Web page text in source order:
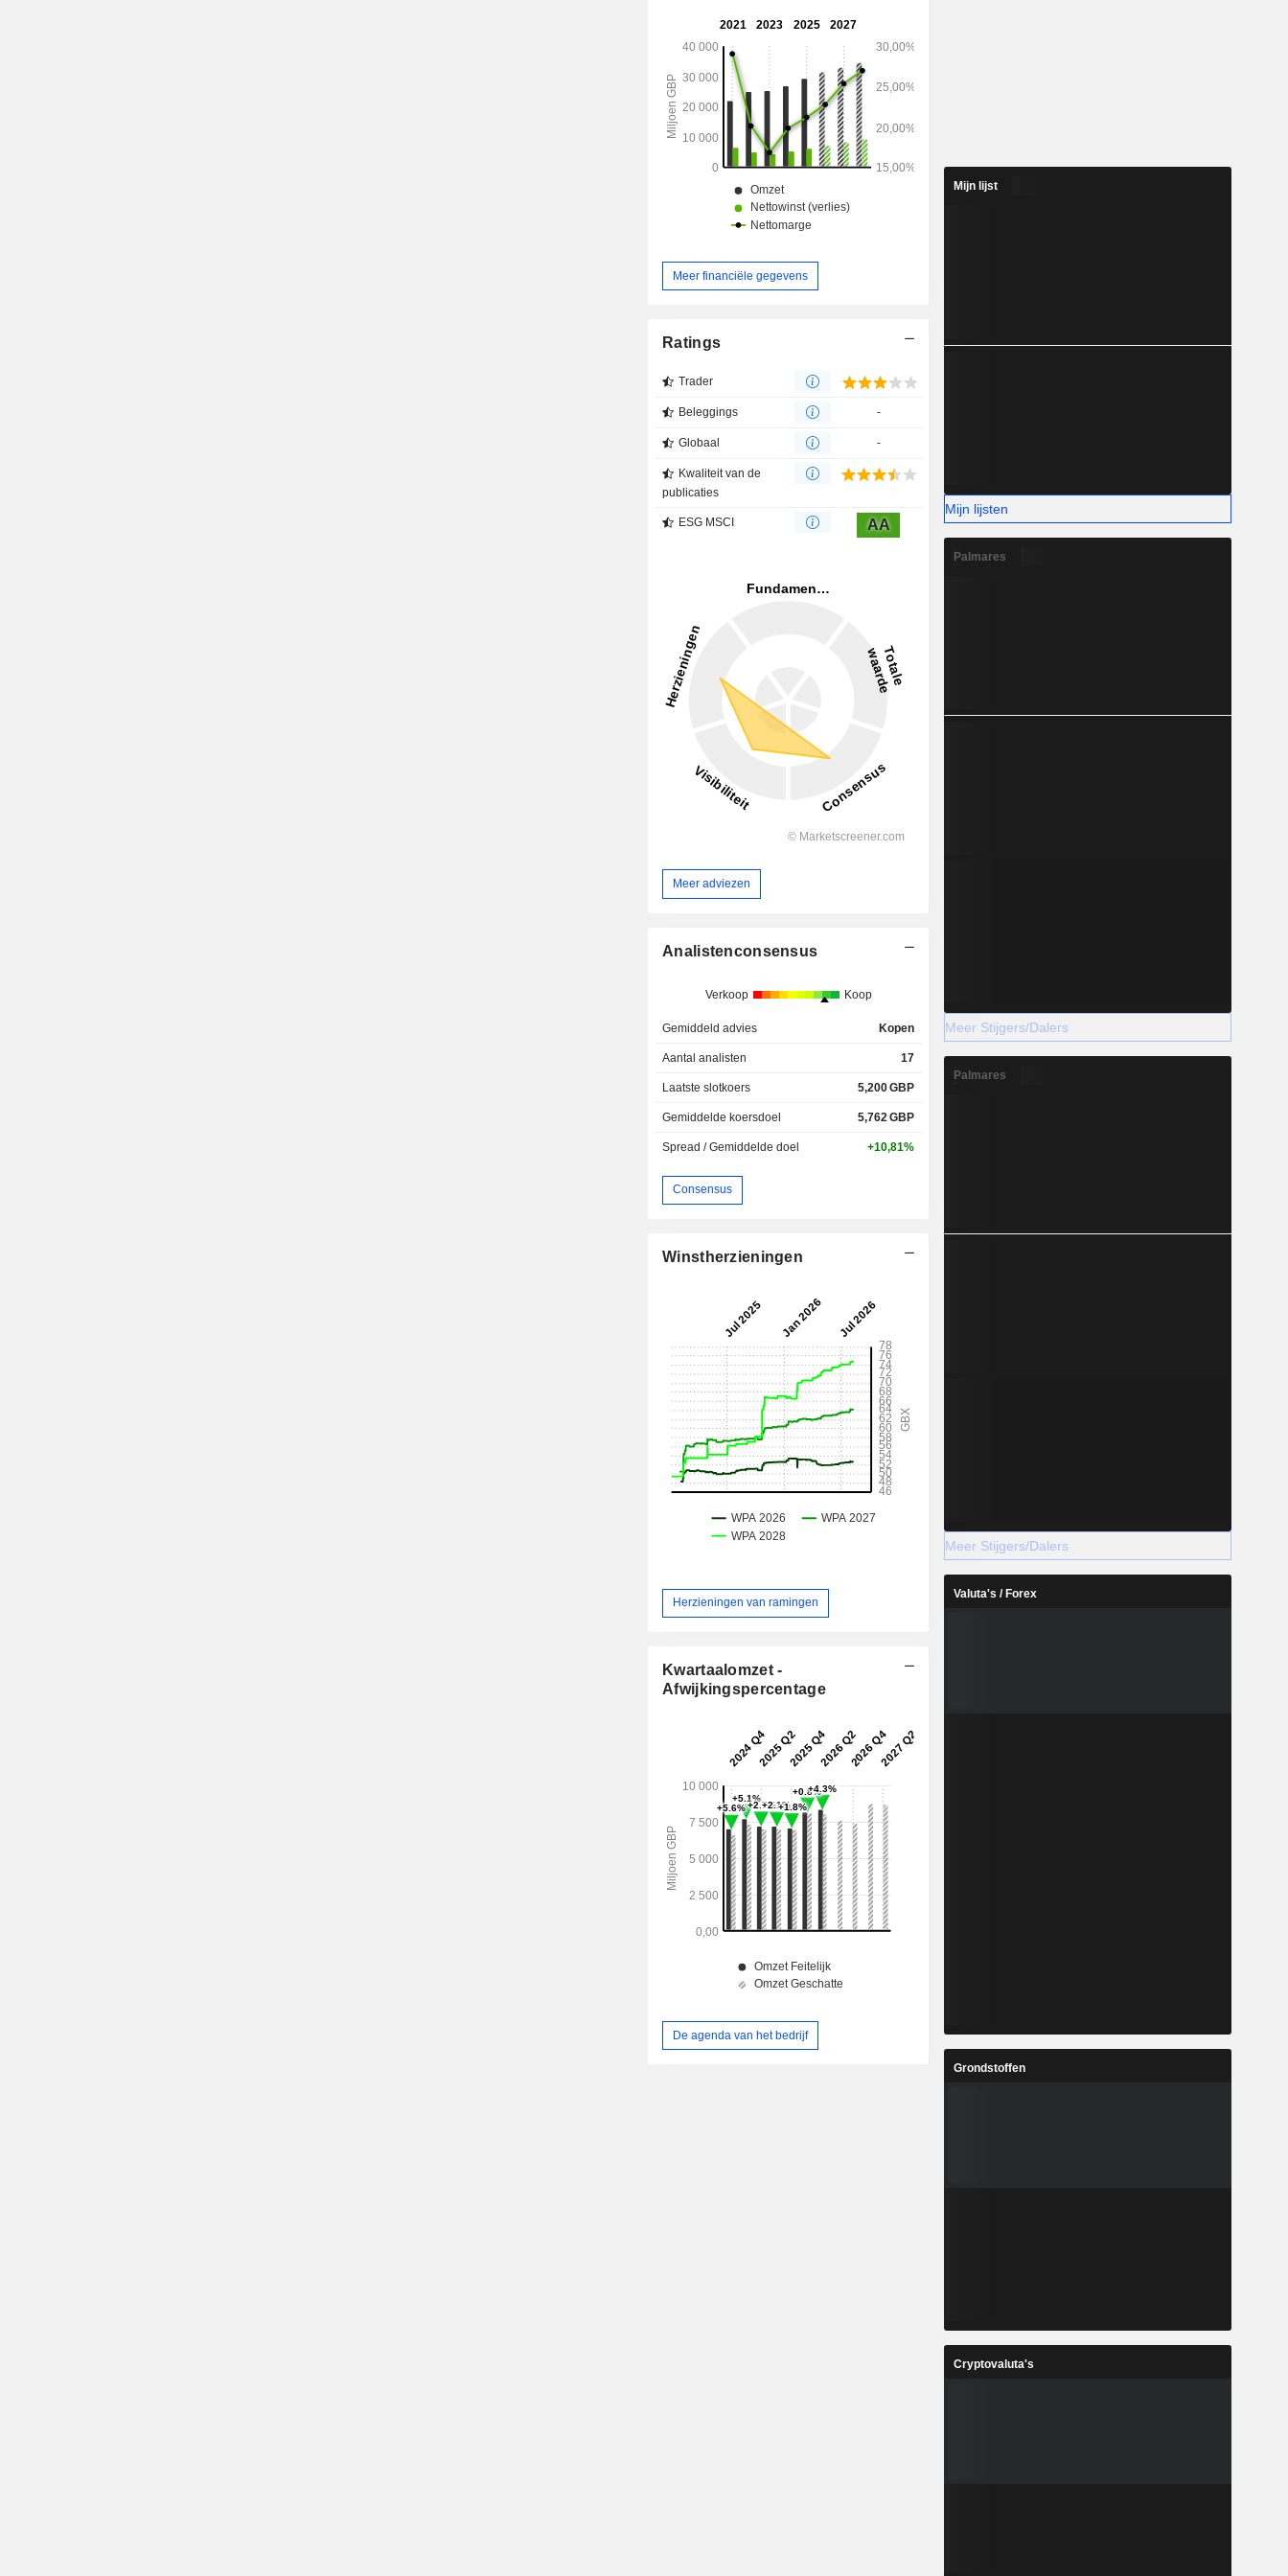
Meer financiële gegevens
Ratings
Trader
Beleggings -
Globaal -
Kwaliteit van de
publicaties
ESG MSCI AA
Meer adviezen
Analistenconsensus
Verkoop Koop
Gemiddeld advies Kopen
Aantal analisten 17
Laatste slotkoers 5,200GBP
Gemiddelde koersdoel 5,762 GBP
Spread / Gemiddelde doel +10,81%
Consensus
Winstherzieningen
Herzieningen van ramingen
Kwartaalomzet -
Afwijkingspercentage
De agenda van het bedrijf
Mijn lijst
Mijn lijsten
Palmares
Meer Stijgers/Dalers
Palmares
Meer Stijgers/Dalers
Valuta's / Forex
Grondstoffen
Cryptovaluta's